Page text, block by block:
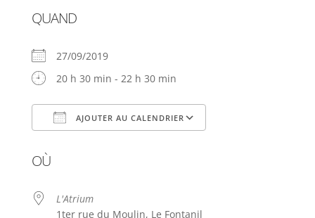
QUAND
27/09/2019
20 h 30 min - 22 h 30 min
AJOUTER AU CALENDRIER
OÙ
L'Atrium
1ter rue du Moulin, Le Fontanil